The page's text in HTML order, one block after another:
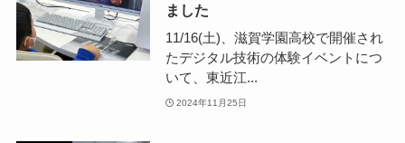
ました
11/16(土)、滋賀学園高校で開催され
たデジタル技術の体験イベントにつ
いて、東近江...
2024年11月25日